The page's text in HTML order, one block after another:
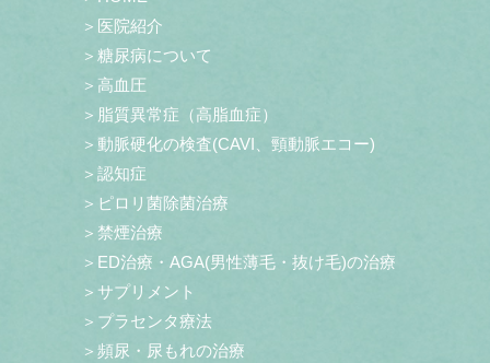
＞医院紹介
＞糖尿病について
＞高血圧
＞脂質異常症（高脂血症）
＞動脈硬化の検査(CAVI、頸動脈エコー)
＞認知症
＞ピロリ菌除菌治療
＞禁煙治療
＞ED治療・AGA(男性薄毛・抜け毛)の治療
＞サプリメント
＞プラセンタ療法
＞頻尿・尿もれの治療